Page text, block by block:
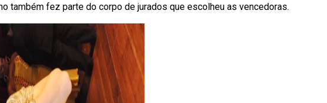
também fez parte do corpo de jurados que escolheu as vencedoras.